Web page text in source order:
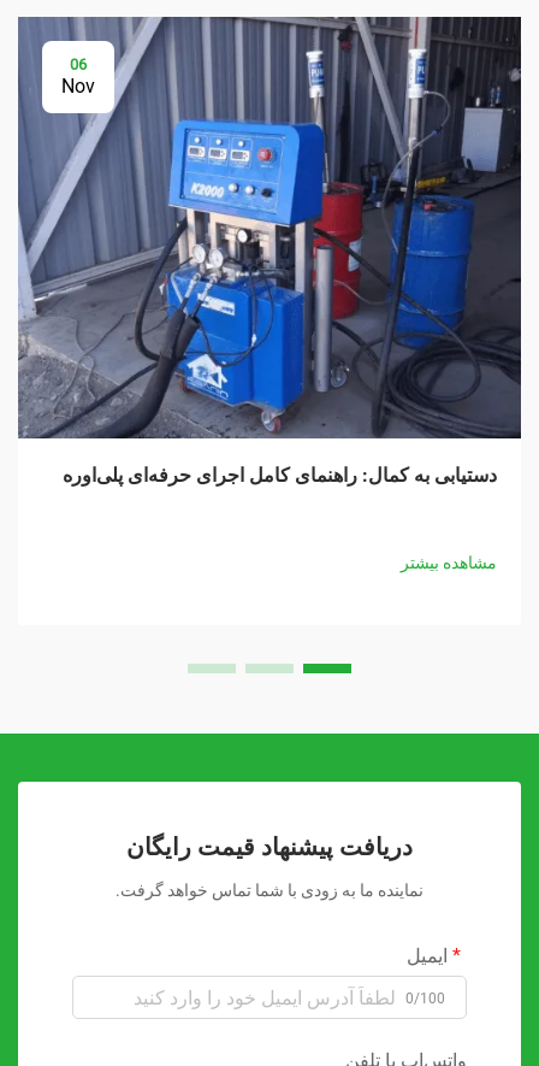
06
Nov
دستیابی به کمال: راهنمای کامل اجرای حرفه‌ای پلی‌اوره
مشاهده بیشتر
دریافت پیشنهاد قیمت رایگان
نماینده ما به زودی با شما تماس خواهد گرفت.
ایمیل
0/100
واتس‌اپ یا تلفن